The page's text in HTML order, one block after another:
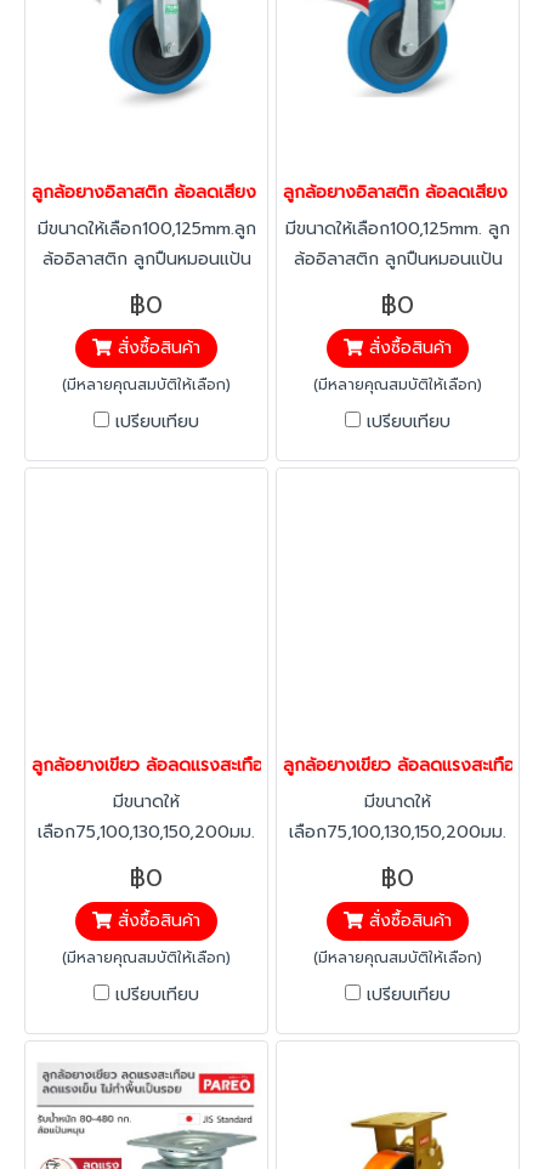
ลูกล้อยางอิลาสติก ล้อลดเสียง ล้อลดแรงสั่นสะเทือน ล้อไม่ทำพื้นเป็น
มีขนาดให้เลือก100,125mm.ลูก
ล้ออิลาสติก ลูกปืนหมอนแป้น
ตาย ยางอิลาสติก ทนทาน ต่อ
สารคลอลีน ลดแรงสะเทือน ได้
มากกว่าทั่วไป ทนทานต่อ
อุณหภูมิ -20 องศาถึง +60
องศา
฿0
สั่งซื้อสินค้า
(มีหลายคุณสมบัติให้เลือก)
เปรียบเทียบ
ลูกล้อยางอิลาสติก ล้อลดเสียง ล้อ
มีขนาดให้เลือก100,125mm. ลูก
ล้ออิลาสติก ลูกปืนหมอนแป้น
หมุน ยางอิลาสติก ทนทาน ต่อ
สารคลอลีน ลดแรงสะเทือน ได้
มากกว่าทั่วไป ทนทานต่อ
อุณหภูมิ -20 องศาถึง +60
องศา
฿0
สั่งซื้อสินค้า
(มีหลายคุณสมบัติให้เลือก)
เปรียบเทียบ
ลูกล้อยางเขียว ล้อลดแรงสะเทือน ล้อลดแรงเข็น ล้อไม่ทำพื้นเป็นรอ
มีขนาดให้
เลือก75,100,130,150,200มม.
มาตรฐาน JIS Standard ลด
แรงสั่นสะเทือน เนื้อยางนิ่ม ไม่
ยุบตัว ยืดหนุ่นสูง เงียบ นุ่มนวล
เพราะวัตถุดิบล้อผลิตจากยาง
เกรดเดียวกับยางรถยนต์
นาน แข็งแรง ด้วยสลักขนาด
ใหญ่ รับน้ำหนักได้มาก เข็นเบา มี
ลูกปืนตลับคู่ ที่แกนล้อ ทำให้เข็น
เบา (ล้อทั่วไปใช้ลูกปืนตลับ
฿0
สั่งซื้อสินค้า
(มีหลายคุณสมบัติให้เลือก)
เปรียบเทียบ
ลูกล้อยางเขียว ล้อลดแรงสะเทือน
มีขนาดให้
เลือก75,100,130,150,200มม.
มาตรฐาน JIS Standard ลด
แรงสั่นสะเทือน เนื้อยางนิ่ม ไม่
ยุบตัว ยืดหนุ่นสูง เงียบ นุ่มนวล
เพราะวัตถุดิบล้อผลิตจากยาง
เกรดเดียวกับยางรถยนต์
นาน แข็งแรง ด้วยสลักขนาด
เบา (ล้อทั่วไปใช้ลูกปืนตลับ
฿0
สั่งซื้อสินค้า
(มีหลายคุณสมบัติให้เลือก)
เปรียบเทียบ